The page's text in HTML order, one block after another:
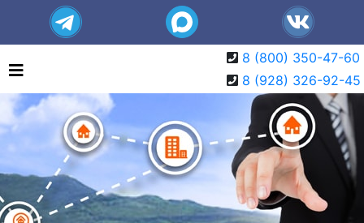
8 (800) 350-47-60
8 (928) 326-92-45